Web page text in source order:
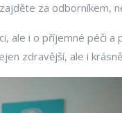
za odborníkem,
ale i o příjemné péči
zdravější, ale i